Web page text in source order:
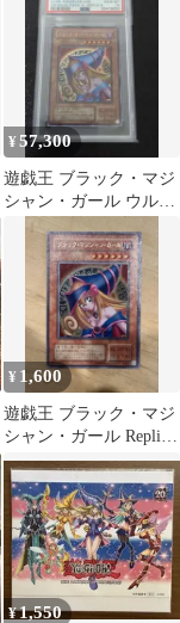
¥57,300
遊戯王 ブラック・マジ
シャン・ガール ウルト
ラ PSA10
¥ 1,600
遊戯王 ブラック・マジ
シャン・ガール Replica
P4-01 初期風 人気
¥1,550